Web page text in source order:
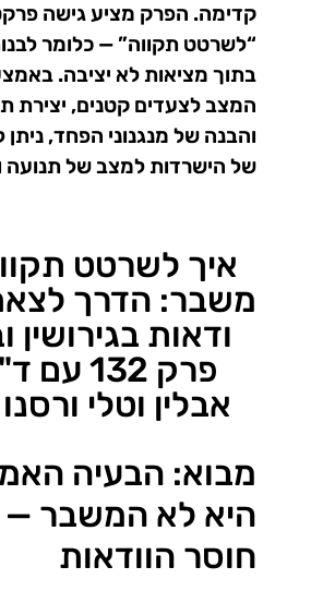
קדימה. הפרק מציע גישה
“לשרטט תקווה” — כלומר
בתוך מציאות לא יציבה.
המצב לצעדים קטנים, יצירת
והבנה של מנגנוני הפחד,
של הישרדות למצב של תנועה
איך לשרטט
משבר: הדרך
ודאות בגירושין
פרק 132
אבלין וטלי
מבוא: הבעיה
היא לא המשבר
חוסר הוודאות